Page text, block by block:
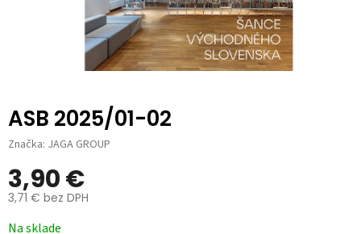
ASB 2025/01-02
Značka: JAGA GROUP
3,90 €
3,71 € bez DPH
Na sklade